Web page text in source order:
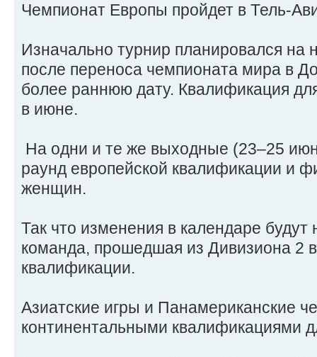
Чемпионат Европы пройдет в Тель-
Изначально турнир планировался на
после переноса чемпионата мира в
более раннюю дату. Квалификация
в июне.
На одни и те же выходные (23–25
раунд европейской квалификации и
женщин.
Так что изменения в календаре
команда, прошедшая из Дивизиона 2
квалификации.
Азиатские игры и Панамериканские
континентальными квалификациями